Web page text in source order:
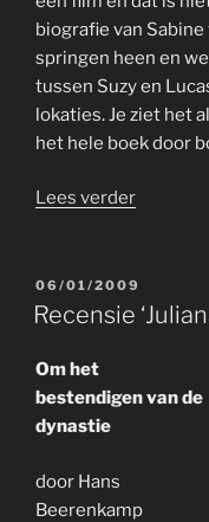
biografie van
springen heen en
tussen Suzy en
lokaties. Je ziet het
het hele boek door
Lees verder“Vier
GEPLAATST
OP
06/01/2009
Recensie
Om het
bestendigen van de
dynastie
door Hans
Beerenkamp